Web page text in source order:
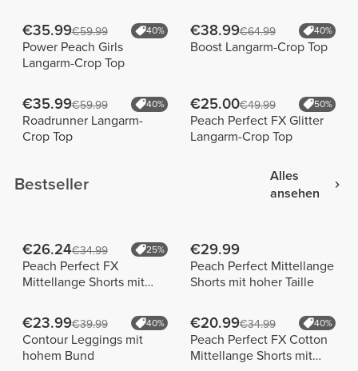
€35.99€59.99 40%
Power Peach Girls
Langarm-Crop Top
€38.99€64.99 40%
Boost Langarm-Crop Top
€35.99€59.99 40%
Roadrunner Langarm-
Crop Top
€25.00€49.99 50%
Peach Perfect FX Glitter
Langarm-Crop Top
Bestseller
Alles
ansehen
€26.24€34.99 25%
Peach Perfect FX
Mittellange Shorts mit
€29.99
Peach Perfect Mittellange
Shorts mit hoher Taille
€23.99€39.99 40%
Contour Leggings mit
hohem Bund
€20.99€34.99 40%
Peach Perfect FX Cotton
Mittellange Shorts mit